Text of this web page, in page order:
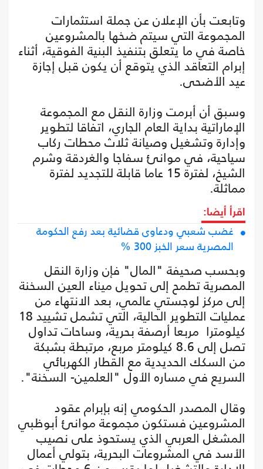
وتابعت بأن الإعلان عن جملة استثمارات
المجموعة التي سيتم ضخها بالمشروعين
خاصة في ما يتعلق بتنفيذ البنية الفوقية، أثناء
إبرام التعاقد الذي يتوقع أن يكون قبل إجازة
عيد الأضحى.
وسبق أن أبرمت وزارة النقل مع المجموعة
الإماراتية بداية العام الجاري، اتفاقا لتطوير
وإدارة وتشغيل وصيانة ثلاث محطات ركاب
سياحية، في موانئ سفاجا والغردقة وشرم
الشيخ، لفترة 15 عاما قابلة للتجديد لفترة
مماثلة.
اقرأ أيضا:
غضب شعبي ودعاوى قضائية بعد رفع الحكومة
المصرية سعر الخبز 300 %
وبحسب صحيفة "المال" فإن وزارة النقل
المصرية تطمح إلى تحويل ميناء العين السخنة
إلى مركز لوجستي عالمي، بعد الانتهاء من
عمليات التطوير الحالية، التي تشمل تشييد 18
كيلومترا مربعا أرصفة بحرية، وساحات تداول
تصل إلى 8.6 كيلومتر مربع، مرتبطة بشبكة
من السكك الحديدية مع القطار الكهربائي
السريع في مساره الأول "العلمين- السخنة".
وقال المصدر الحكومي إنه بإبرام عقود
المشروعين فستكون مجموعة موانئ أبوظبي
المشغل العربي الذي يستحوذ على نصيب
الأسد في المشروعات البحرية، بتولي أعمال